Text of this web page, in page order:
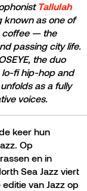
Tallulah
known as one of
coffee — the
passing city life.
the duo
lo-fi hip-hop and
as a fully
voices.
keer hun
Op
en in
Sea Jazz viert
van Jazz op